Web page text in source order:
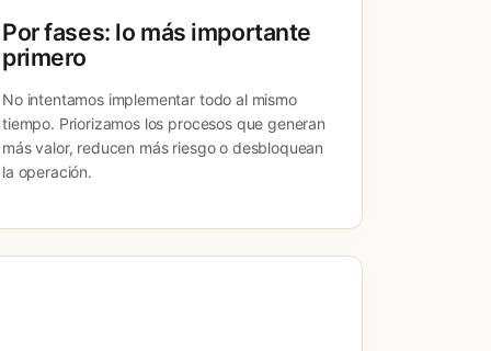
Por fases: lo más importante
primero
No intentamos implementar todo al mismo
tiempo. Priorizamos los procesos que generan
más valor, reducen más riesgo o desbloquean
la operación.